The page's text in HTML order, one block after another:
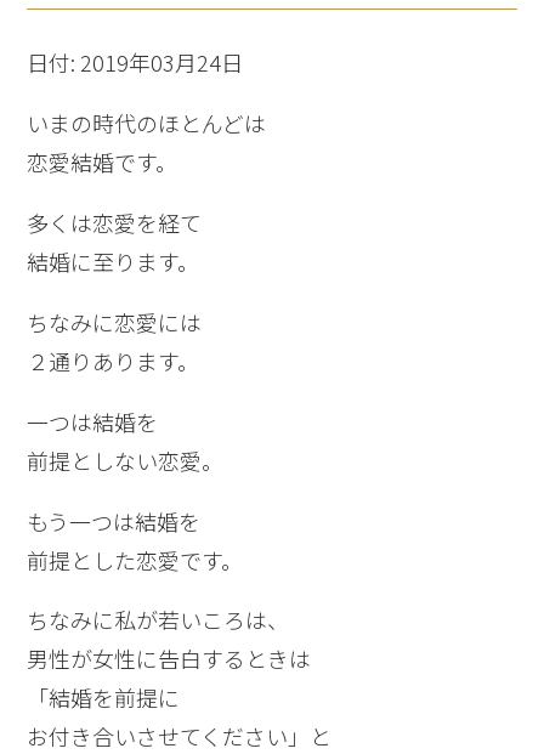
日付: 2019年03月24日
いまの時代のほとんどは
恋愛結婚です。
多くは恋愛を経て
結婚に至ります。
ちなみに恋愛には
２通りあります。
一つは結婚を
前提としない恋愛。
もう一つは結婚を
前提とした恋愛です。
ちなみに私が若いころは、
男性が女性に告白するときは
「結婚を前提に
お付き合いさせてください」と